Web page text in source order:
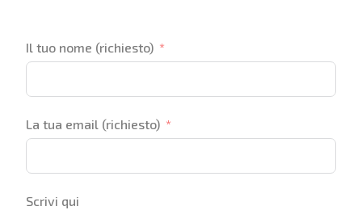
Il tuo nome (richiesto)
La tua email (richiesto)
Scrivi qui